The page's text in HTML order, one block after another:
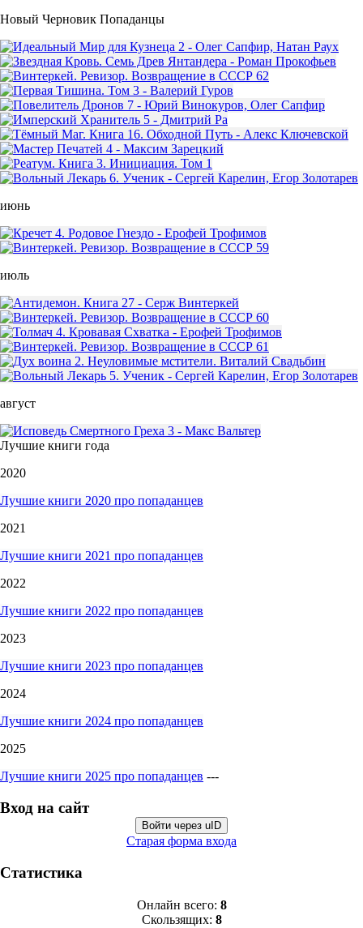
Новый Черновик Попаданцы
июнь
июль
август
Лучшие книги года
2020
Лучшие книги 2020 про попаданцев
2021
Лучшие книги 2021 про попаданцев
2022
Лучшие книги 2022 про попаданцев
2023
Лучшие книги 2023 про попаданцев
2024
Лучшие книги 2024 про попаданцев
2025
Лучшие книги 2025 про попаданцев ---
Вход на сайт
Войти через uID
Старая форма входа
Статистика
Онлайн всего: 8
Скользящих: 8